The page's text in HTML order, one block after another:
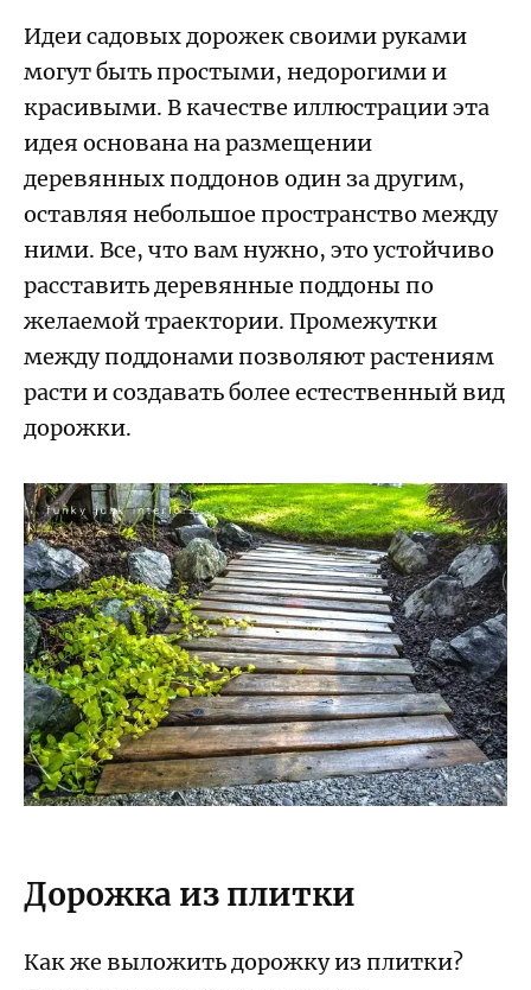
Идеи садовых дорожек своими руками
могут быть простыми, недорогими и
красивыми. В качестве иллюстрации эта
идея основана на размещении
деревянных поддонов один за другим,
оставляя небольшое пространство между
ними. Все, что вам нужно, это устойчиво
расставить деревянные поддоны по
желаемой траектории. Промежутки
между поддонами позволяют растениям
расти и создавать более естественный вид
дорожки.
Дорожка из плитки
Как же выложить дорожку из плитки?